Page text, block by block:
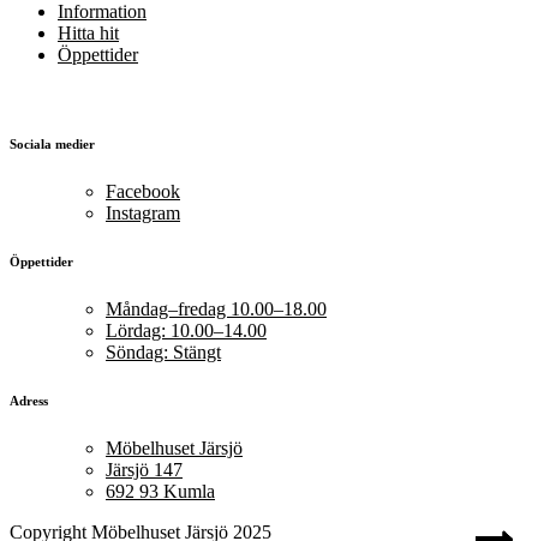
Information
Hitta hit
Öppettider
Sociala medier
Facebook
Instagram
Öppettider
Måndag–fredag 10.00–18.00
Lördag: 10.00–14.00
Söndag: Stängt
Adress
Möbelhuset Järsjö
Järsjö 147
692 93 Kumla
Copyright Möbelhuset Järsjö 2025